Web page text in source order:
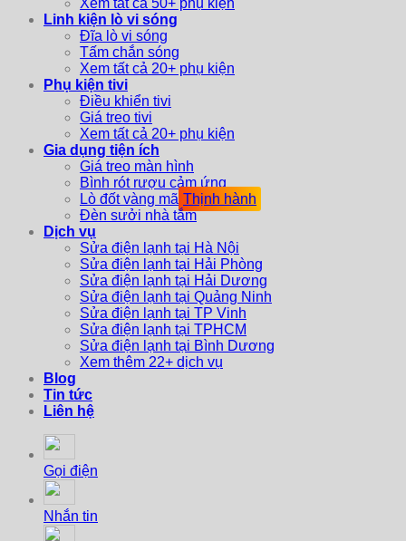
Xem tất cả 50+ phụ kiện
Linh kiện lò vi sóng
Đĩa lò vi sóng
Tấm chắn sóng
Xem tất cả 20+ phụ kiện
Phụ kiện tivi
Điều khiển tivi
Giá treo tivi
Xem tất cả 20+ phụ kiện
Gia dụng tiện ích
Giá treo màn hình
Bình rót rượu cảm ứng
Lò đốt vàng mã
Đèn sưởi nhà tắm
Dịch vụ
Sửa điện lạnh tại Hà Nội
Sửa điện lạnh tại Hải Phòng
Sửa điện lạnh tại Hải Dương
Sửa điện lạnh tại Quảng Ninh
Sửa điện lạnh tại TP Vinh
Sửa điện lạnh tại TPHCM
Sửa điện lạnh tại Bình Dương
Xem thêm 22+ dịch vụ
Blog
Tin tức
Liên hệ
Gọi điện
Nhắn tin